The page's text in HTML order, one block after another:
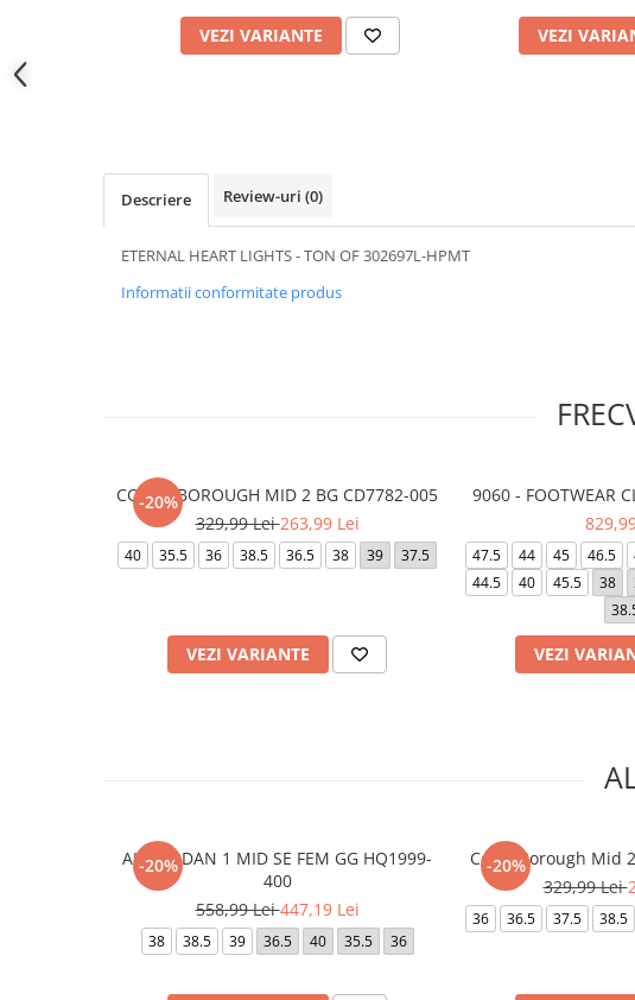
VEZI VARIANTE VEZI
Descriere Review-uri (0)
ETERNAL HEART LIGHTS - TON OF 302697L-HPMT
Informatii conformitate produs
-20%
COURT BOROUGH MID 2 BG CD7782-005
329,99 Lei263,99 Lei
40 35.5 36 38.5 36.5 38 39 37.5
VEZI VARIANTE
9060 - FOOTWEAR
47.5 44 45 46.5
44.5
40 45.5 38
VEZI
-20%
AIR JORDAN 1 MID SE FEM GG HQ1999-
400
558,99 Lei447,19 Lei
38 38.5 39 36.5 40 35.5 36
-20%
Court Borough Mid
329,99 Lei
36 36.5 37.5 38.5